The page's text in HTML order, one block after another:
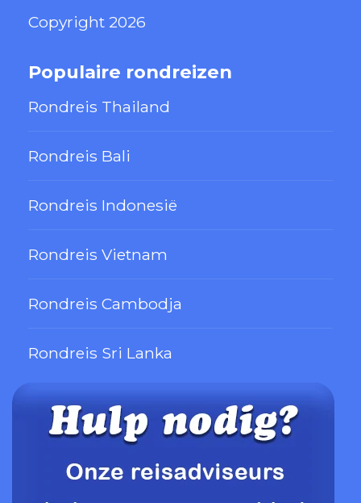
Copyright 2026
Populaire rondreizen
Rondreis Thailand
Rondreis Bali
Rondreis Indonesië
Rondreis Vietnam
Rondreis Cambodja
Rondreis Sri Lanka